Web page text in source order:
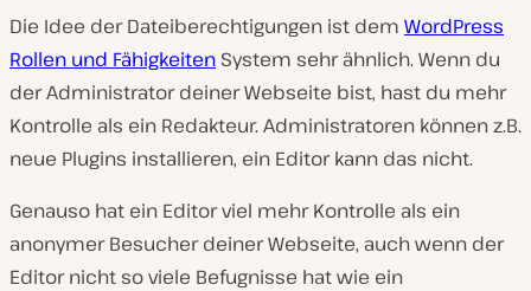
Die Idee der Dateiberechtigungen ist dem WordPress
Rollen und Fähigkeiten System sehr ähnlich. Wenn du
der Administrator deiner Webseite bist, hast du mehr
Kontrolle als ein Redakteur. Administratoren können z.B.
neue Plugins installieren, ein Editor kann das nicht.
Genauso hat ein Editor viel mehr Kontrolle als ein
anonymer Besucher deiner Webseite, auch wenn der
Editor nicht so viele Befugnisse hat wie ein